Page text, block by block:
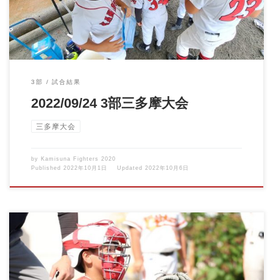
3部 試合結果
2022/09/24 3部三多摩大会
三多摩大会
by Kamisuna Fighters 2020
Published 2022年10月1日 Updated 2022年10月6日